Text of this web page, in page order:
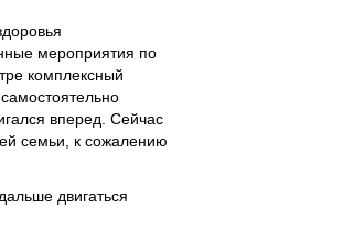
мероприятия по
комплексный
вперед. Сейчас
семьи, к сожалению
двигаться